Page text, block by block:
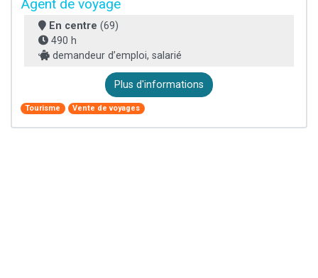
Agent de voyage
En centre (69)
490 h
demandeur d’emploi, salarié
Plus d'informations
Tourisme Vente de voyages